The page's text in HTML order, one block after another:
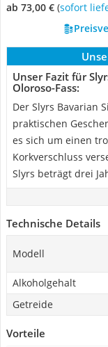
ab 73,00 € ( Sofort
Unser Fazit für
Oloroso-Fass:
Der Slyrs Bavarian
praktischen
es sich um einen
Korkverschluss
Slyrs beträgt drei
Technische Details
Modell
Alkoholgehalt
Getreide
Vorteile